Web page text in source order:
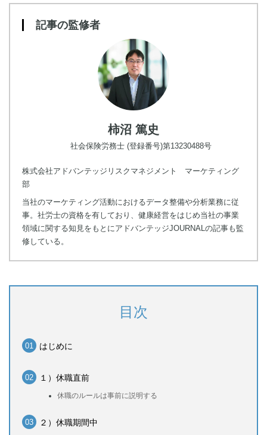
記事の監修者
柿沼 篤史
社会保険労務士 (登録番号)第13230488号
株式会社アドバンテッジリスクマネジメント マーケティング
部
当社のマーケティング活動におけるデータ整備や分析業務に従
事。社労士の資格を有しており、健康経営をはじめ当社の事業
領域に関する知見をもとにアドバンテッジJOURNALの記事も監
修している。
目次
はじめに
１）休職直前
休職のルールは事前に説明する
２）休職期間中